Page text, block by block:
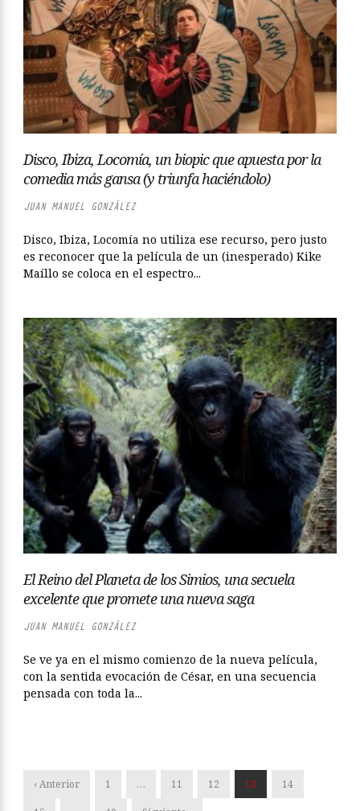
Disco, Ibiza, Locomía, un biopic que apuesta por la
comedia más gansa (y triunfa haciéndolo)
JUAN MANUEL GONZÁLEZ
Disco, Ibiza, Locomía no utiliza ese recurso, pero justo
es reconocer que la película de un (inesperado) Kike
Maíllo se coloca en el espectro...
El Reino del Planeta de los Simios, una secuela
excelente que promete una nueva saga
JUAN MANUEL GONZÁLEZ
Se ve ya en el mismo comienzo de la nueva película,
con la sentida evocación de César, en una secuencia
pensada con toda la...
‹ Anterior 1 … 11 12 13 14